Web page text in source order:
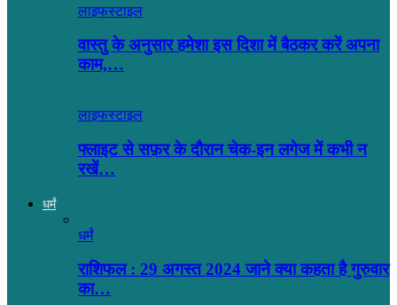
लाइफस्टाइल
वास्तु के अनुसार हमेशा इस दिशा में बैठकर करें अपना
काम,…
लाइफस्टाइल
फ्लाइट से सफ़र के दौरान चेक-इन लगेज में कभी न
रखें…
धर्मं
धर्मं
राशिफल : 29 अगस्त 2024 जाने क्या कहता है गुरुवार
का…